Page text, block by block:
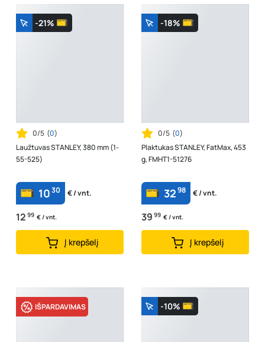
-21%
0/5 (0)
Laužtuvas STANLEY, 380 mm (1-
55-525)
1030 € / vnt.
12 99 € / vnt.
Į krepšelį
-18%
0/5 (0)
Plaktukas STANLEY, FatMax, 453
g, FMHT1-51276
3298 € / vnt.
39 99 € / vnt.
Į krepšelį
IŠPARDAVIMAS -10%